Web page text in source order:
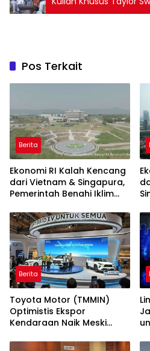
Pos Terkait
Berita
Ekonomi RI Kalah Kencang
dari Vietnam & Singapura,
Pemerintah Benahi Iklim
Berita
Toyota Motor (TMMIN)
Optimistis Ekspor
Kendaraan Naik Meski